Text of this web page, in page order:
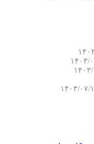
۱۰
۰۷/۱۰
۱۰
۰۷/۱۰